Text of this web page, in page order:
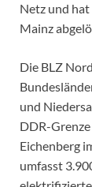
Netz und
Mainz
Die BLZ
und
DDR-
Eichenberg
umfasst